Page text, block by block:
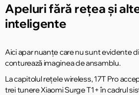
Apeluri fără rețea și
inteligente
Aici apar nuanțe care nu sunt evidente
conturează imaginea de ansamblu.
La capitolul rețele wireless, 17T Pro
trei tunere Xiaomi Surge T1+ în cadrul